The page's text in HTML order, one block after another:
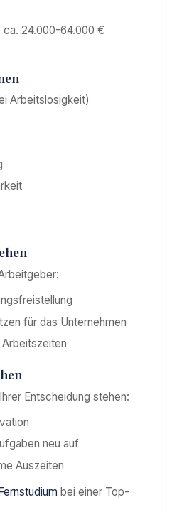
ca. 24.000-64.000 €
Arbeitslosigkeit)
für das Unternehmen
Entscheidung stehen:
neu auf
Auszeiten
bei einer Top-